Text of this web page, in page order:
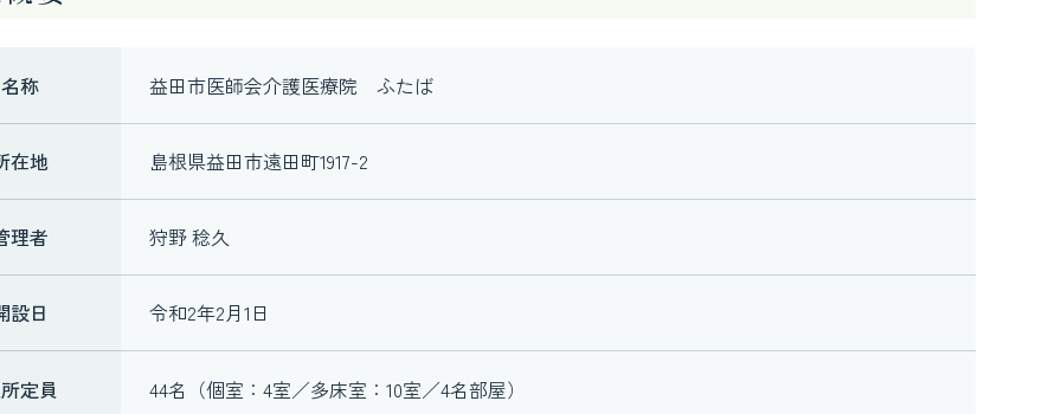
名称 益田市医師会介護医療院 ふたば
在地 島根県益田市遠田町1917-2
理者 狩野 稔久
設日 令和2年2月1日
定員 44名（個室：4室／多床室：10室／4名部屋）